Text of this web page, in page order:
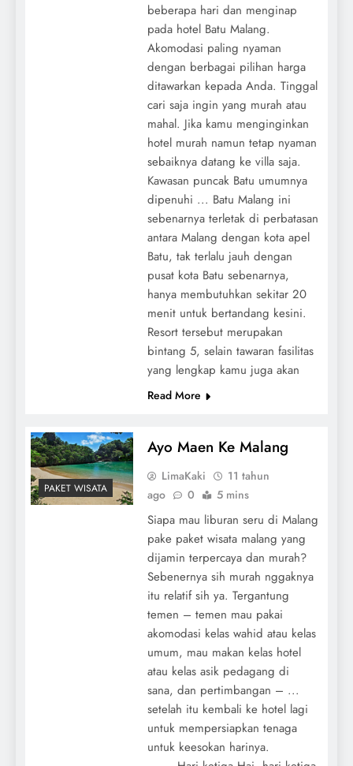
beberapa hari dan menginap
pada hotel Batu Malang.
Akomodasi paling nyaman
dengan berbagai pilihan harga
ditawarkan kepada Anda. Tinggal
cari saja ingin yang murah atau
mahal. Jika kamu menginginkan
hotel murah namun tetap nyaman
sebaiknya datang ke villa saja.
Kawasan puncak Batu umumnya
dipenuhi ... Batu Malang ini
sebenarnya terletak di perbatasan
antara Malang dengan kota apel
Batu, tak terlalu jauh dengan
pusat kota Batu sebenarnya,
hanya membutuhkan sekitar 20
menit untuk bertandang kesini.
Resort tersebut merupakan
bintang 5, selain tawaran fasilitas
yang lengkap kamu juga akan
Read More
PAKET WISATA
Ayo Maen Ke Malang
LimaKaki
11 tahun
ago
0 5 mins
Siapa mau liburan seru di Malang
pake paket wisata malang yang
dijamin terpercaya dan murah?
Sebenernya sih murah nggaknya
itu relatif sih ya. Tergantung
temen – temen mau pakai
akomodasi kelas wahid atau kelas
umum, mau makan kelas hotel
atau kelas asik pedagang di
sana, dan pertimbangan – ...
setelah itu kembali ke hotel lagi
untuk mempersiapkan tenaga
untuk keesokan harinya.